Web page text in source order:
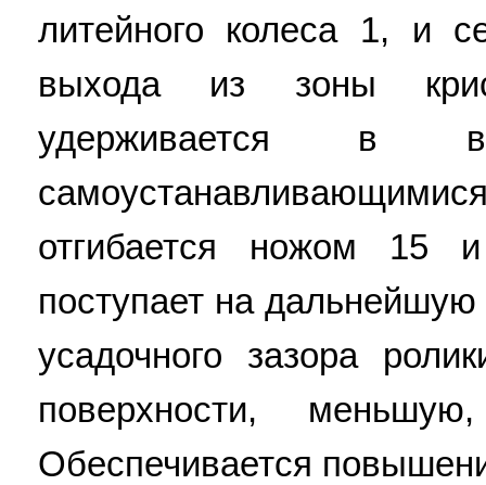
литейного колеса 1, и
выхода из зоны
удерживается в
отгибается ножом 15
поступает на
усадочного зазора
поверхности,
Обеспечивается